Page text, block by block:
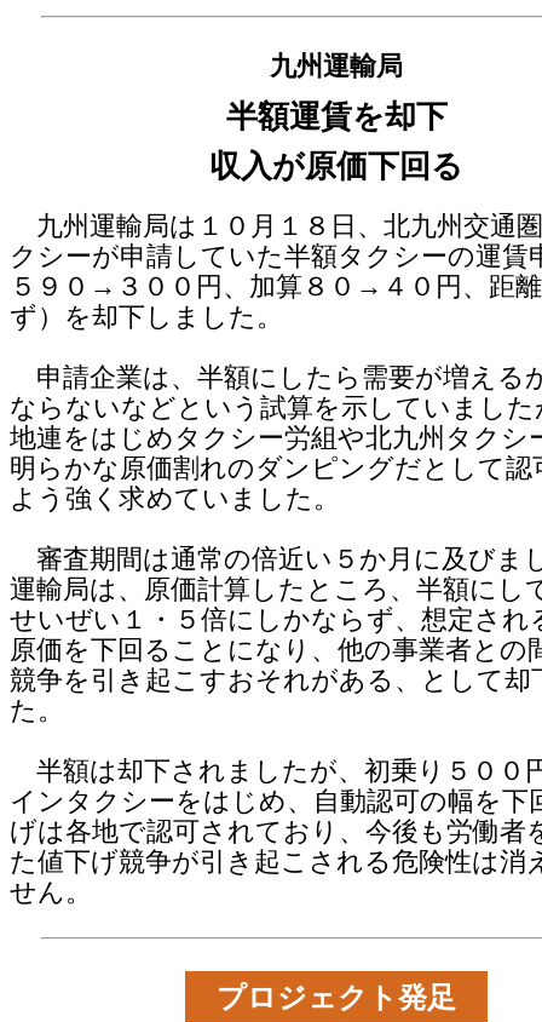
九州運輸局
半額運賃を却下
収入が原価下回る
九州運輸局は１０月１８日、北九州交通
クシーが申請していた半額タクシーの運賃
５９０→３００円、加算８０→４０円、距
ず）を却下しました。
申請企業は、半額にしたら需要が増える
ならないなどという試算を示していました
地連をはじめタクシー労組や北九州タクシ
明らかな原価割れのダンピングだとして認
よう強く求めていました。
審査期間は通常の倍近い５か月に及びま
運輸局は、原価計算したところ、半額にし
せいぜい１・５倍にしかならず、想定され
原価を下回ることになり、他の事業者との
競争を引き起こすおそれがある、として却
た。
半額は却下されましたが、初乗り５００
インタクシーをはじめ、自動認可の幅を下
げは各地で認可されており、今後も労働者
た値下げ競争が引き起こされる危険性は消
せん。
プロジェクト発足